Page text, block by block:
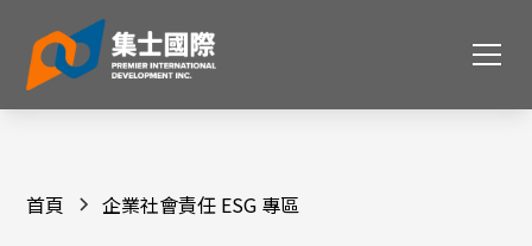
首頁 企業社會責任 ESG 專區